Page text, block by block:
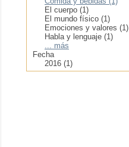
El cuerpo (1)
El mundo físico (1)
Emociones y valores (1)
Habla y lenguaje (1)
... más
Fecha
2016 (1)